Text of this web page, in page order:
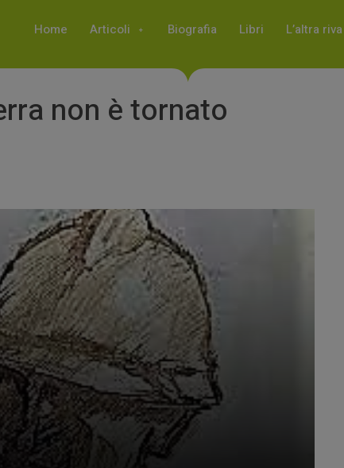
Home Articoli Biografia Libri L’altra riva
non è tornato